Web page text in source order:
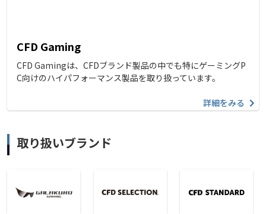
CFD Gaming
CFD Gamingは、CFDブランド製品の中でも特にゲーミングP
C向けのハイパフォーマンス製品を取り扱っています。
詳細をみる
取り扱いブランド